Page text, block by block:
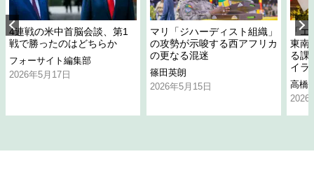
4連戦の米中首脳会談、第1
戦で勝ったのはどちらか
フォーサイト編集部
2026年5月17日
マリ「ジハーディスト組織」
の攻勢が示唆する西アフリカ
の更なる混迷
篠田英朗
2026年5月15日
「
東南
る課
イラ
高橋
2026